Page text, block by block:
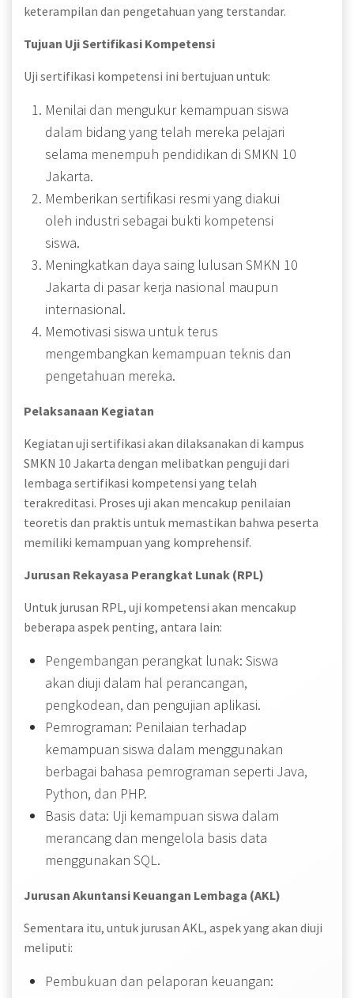
keterampilan dan pengetahuan yang terstandar.
Tujuan Uji Sertifikasi Kompetensi
Uji sertifikasi kompetensi ini bertujuan untuk:
Menilai dan mengukur kemampuan siswa
dalam bidang yang telah mereka pelajari
selama menempuh pendidikan di SMKN 10
Jakarta.
Memberikan sertifikasi resmi yang diakui
oleh industri sebagai bukti kompetensi
siswa.
Meningkatkan daya saing lulusan SMKN 10
Jakarta di pasar kerja nasional maupun
internasional.
Memotivasi siswa untuk terus
mengembangkan kemampuan teknis dan
pengetahuan mereka.
Pelaksanaan Kegiatan
Kegiatan uji sertifikasi akan dilaksanakan di kampus
SMKN 10 Jakarta dengan melibatkan penguji dari
lembaga sertifikasi kompetensi yang telah
terakreditasi. Proses uji akan mencakup penilaian
teoretis dan praktis untuk memastikan bahwa peserta
memiliki kemampuan yang komprehensif.
Jurusan Rekayasa Perangkat Lunak (RPL)
Untuk jurusan RPL, uji kompetensi akan mencakup
beberapa aspek penting, antara lain:
Pengembangan perangkat lunak: Siswa
akan diuji dalam hal perancangan,
pengkodean, dan pengujian aplikasi.
Pemrograman: Penilaian terhadap
kemampuan siswa dalam menggunakan
berbagai bahasa pemrograman seperti Java,
Python, dan PHP.
Basis data: Uji kemampuan siswa dalam
merancang dan mengelola basis data
menggunakan SQL.
Jurusan Akuntansi Keuangan Lembaga (AKL)
Sementara itu, untuk jurusan AKL, aspek yang akan diuji
meliputi:
Pembukuan dan pelaporan keuangan: